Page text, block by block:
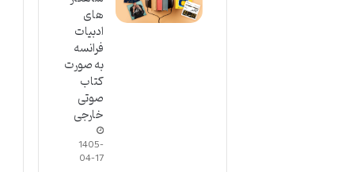
های
ادبیات
فرانسه
به صورت
کتاب
صوتی
خارجی
1405-
04-17